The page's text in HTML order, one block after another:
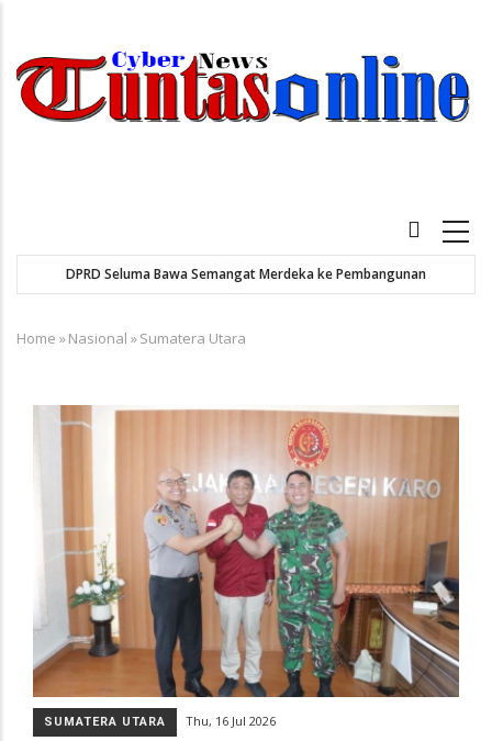
main
content
DPRD Seluma Bawa Semangat Merdeka ke Pembangunan
Breadcrumb
Home »Nasional »Sumatera Utara
SUMATERA UTARA Thu, 16 Jul 2026